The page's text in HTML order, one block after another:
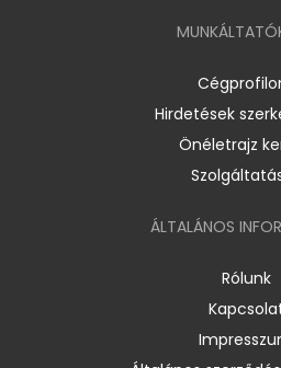
Hirdetések
Önéletrajz
ÁLTALÁNOS
Rólunk